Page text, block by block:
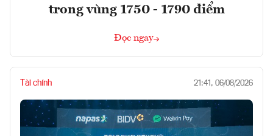
trong vùng 1750 - 1790 điểm
Đọc ngay
Tài chính 21:41, 06/08/2026